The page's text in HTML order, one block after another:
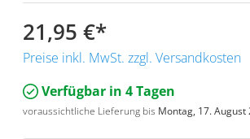
21,95 €*
Preise inkl. MwSt. zzgl. Versandkosten
Verfügbar in 4 Tagen
voraussichtliche Lieferung bis Montag, 17. August